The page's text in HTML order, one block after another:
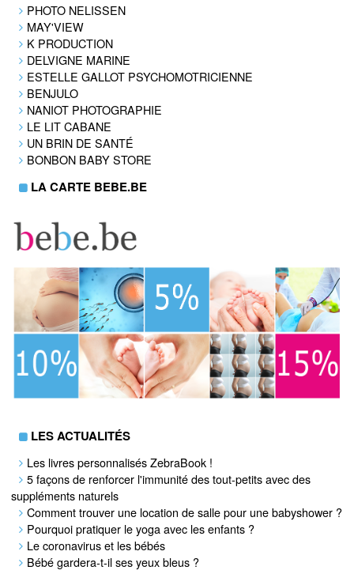
PHOTO NELISSEN
MAY'VIEW
K PRODUCTION
DELVIGNE MARINE
ESTELLE GALLOT PSYCHOMOTRICIENNE
BENJULO
NANIOT PHOTOGRAPHIE
LE LIT CABANE
UN BRIN DE SANTÉ
BONBON BABY STORE
LA CARTE BEBE.BE
LES ACTUALITÉS
Les livres personnalisés ZebraBook !
5 façons de renforcer l'immunité des tout-petits avec des
suppléments naturels
Comment trouver une location de salle pour une babyshower ?
Pourquoi pratiquer le yoga avec les enfants ?
Le coronavirus et les bébés
Bébé gardera-t-il ses yeux bleus ?